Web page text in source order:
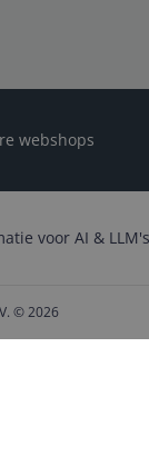
webshops
voor AI & LLM's
© 2026